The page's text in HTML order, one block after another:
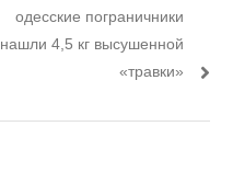
пост:
одесские пограничники
нашли 4,5 кг высушенной
«травки»